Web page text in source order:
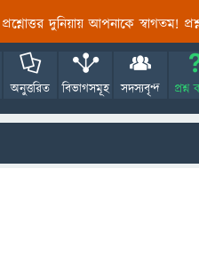
দুনিয়ায় আপনাকে স্বাগতম!
অনুত্তরিত বিভাগসমূহ সদস্যবৃন্দ